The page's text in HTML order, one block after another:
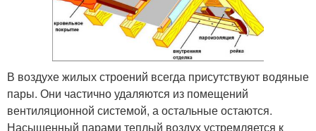
В воздухе жилых строений всегда присутствуют водяные
пары. Они частично удаляются из помещений
вентиляционной системой, а остальные остаются.
Насыщенный парами теплый воздух устремляется к